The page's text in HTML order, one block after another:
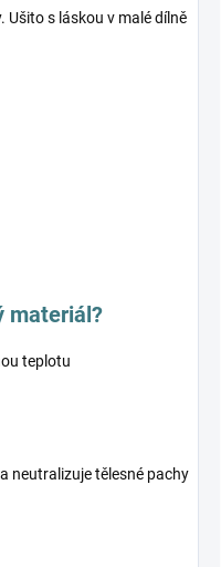
Ušito s láskou v malé dílně
materiál?
teplotu
neutralizuje tělesné pachy